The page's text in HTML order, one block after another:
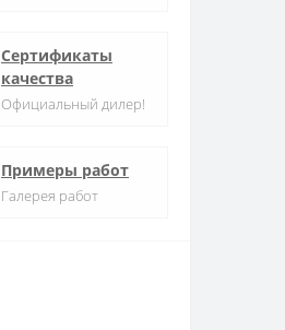
Сертификаты
качества
Официальный дилер!
Примеры работ
Галерея работ